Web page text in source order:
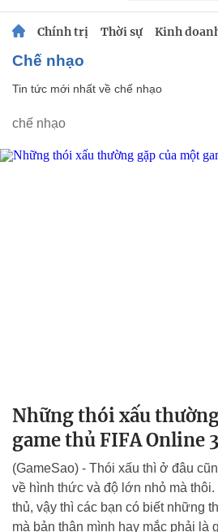
Chính trị Thời sự Kinh
chế nhạo
Tin tức mới nhất về chế nhạo
chế nhạo
Những thói xấu
game thủ FIFA Online 3
(GameSao) - Thói xấu thì ở đâu
về hình thức và độ lớn nhỏ mà
thủ, vậy thì các bạn có biết những
mà bản thân mình hay mắc phải là